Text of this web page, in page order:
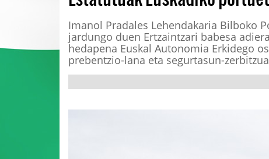
Imanol Pradales Lehendakaria Bilboko
jardungo duen Ertzaintzari babesa
hedapena Euskal Autonomia Erkidego
prebentzio-lana eta segurtasun-zerbitzua